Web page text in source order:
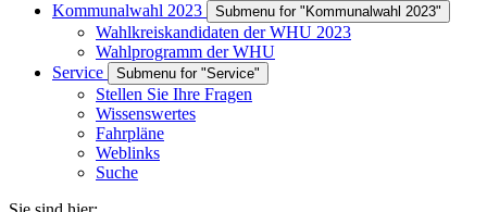
Kommunalwahl 2023
Submenu for "Kommunalwahl 2023"
Wahlkreiskandidaten der WHU 2023
Wahlprogramm der WHU
Service
Submenu for "Service"
Stellen Sie Ihre Fragen
Wissenswertes
Fahrpläne
Weblinks
Suche